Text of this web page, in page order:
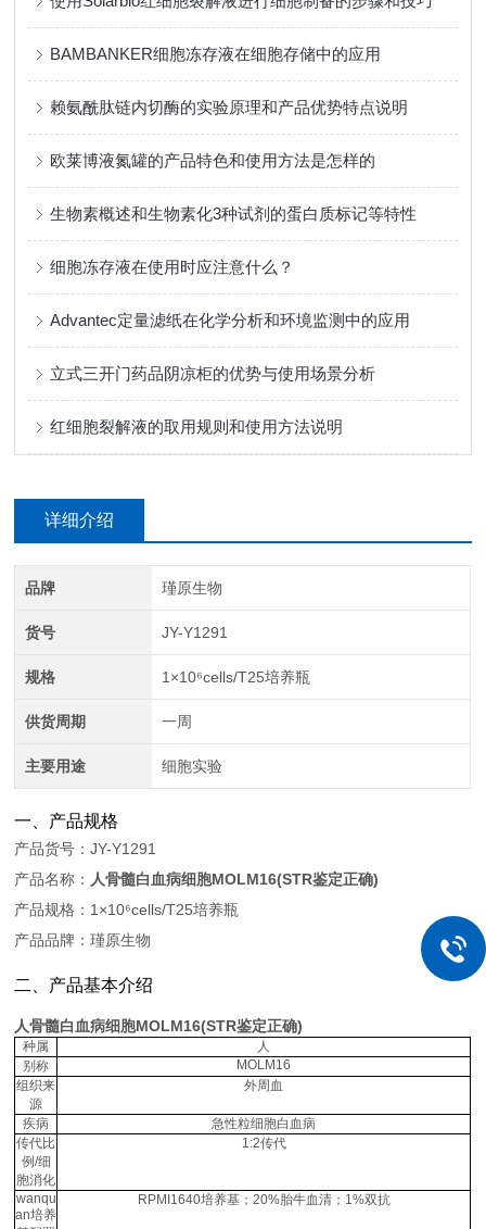
BAMBANKER细胞冻存液在细胞存储中的应用
赖氨酰肽链内切酶的实验原理和产品优势特点说明
欧莱博液氮罐的产品特色和使用方法是怎样的
生物素概述和生物素化3种试剂的蛋白质标记等特性
细胞冻存液在使用时应注意什么？
Advantec定量滤纸在化学分析和环境监测中的应用
立式三开门药品阴凉柜的优势与使用场景分析
红细胞裂解液的取用规则和使用方法说明
详细介绍
品牌 瑾原生物
货号 JY-Y1291
规格 1×10⁶cells/T25培养瓶
供货周期 一周
主要用途 细胞实验
一、产品规格
产品货号：JY-Y1291
产品名称： 人骨髓白血病细胞MOLM16(STR鉴定正确)
产品规格：1×10⁶cells/T25培养瓶
产品品牌：瑾原生物
二、产品基本介绍
人骨髓白血病细胞MOLM16(STR鉴定正确)
种属
人
别称
MOLM16
组织来
源
外周血
疾病
急性粒细胞白血病
传代比
例/细
胞消化
1:2传代
wanqu
an培养
RPMI1640培养基；20%胎牛血清；1%双抗